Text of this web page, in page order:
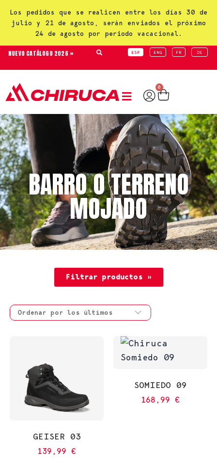
Los pedidos que se realicen entre los días 30 de
julio y 21 de agosto, serán enviados el próximo
24 de agosto por periodo vacacional.
NUEVO CATÁLOGO 2026 » ESP ENG FR DE
0
BARRO O TERRENO
MOJADO
Filtrar productos »
GEISER 03
139,99 €
SOMIEDO 09
168,99 €